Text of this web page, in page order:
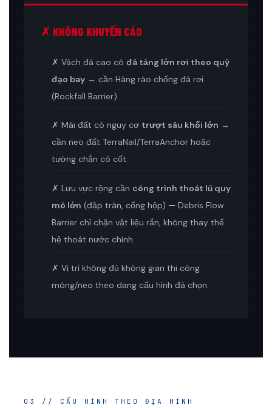
✗ KHÔNG KHUYẾN CÁO
✗ Vách đá cao cóđá tảng lớn rơi theo quỹ
đạo bay → cần Hàng rào chống đá rơi
(Rockfall Barrier).
✗ Mái đất có nguy cơ trượt sâu khối lớn →
cần neo đất TerraNail/TerraAnchor hoặc
tường chắn có cốt.
✗ Lưu vực rộng cần công trình thoát lũ quy
mô lớn (đập tràn, cống hộp) — Debris Flow
Barrier chỉ chặn vật liệu rắn, không thay thế
hệ thoát nước chính.
✗ Vị trí không đủ không gian thi công
móng/neo theo dạng cấu hình đã chọn.
03 // CẤU HÌNH THEO ĐỊA HÌNH